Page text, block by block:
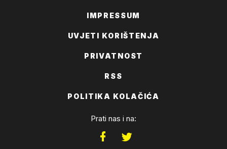
IMPRESSUM
UVJETI KORIŠTENJA
PRIVATNOST
RSS
POLITIKA KOLAČIĆA
Prati nas i na: